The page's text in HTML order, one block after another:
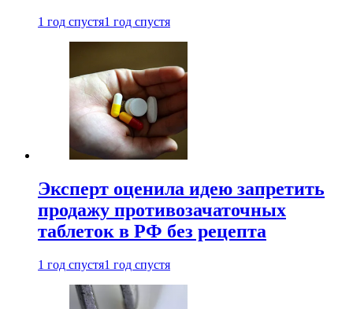
1 год спустя1 год спустя
Эксперт оценила идею запретить
продажу противозачаточных
таблеток в РФ без рецепта
1 год спустя1 год спустя